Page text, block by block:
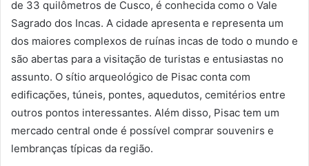
de 33 quilômetros de Cusco, é conhecida como o Vale
Sagrado dos Incas. A cidade apresenta e representa um
dos maiores complexos de ruínas incas de todo o mundo e
são abertas para a visitação de turistas e entusiastas no
assunto. O sítio arqueológico de Pisac conta com
edificações, túneis, pontes, aquedutos, cemitérios entre
outros pontos interessantes. Além disso, Pisac tem um
mercado central onde é possível comprar souvenirs e
lembranças típicas da região.